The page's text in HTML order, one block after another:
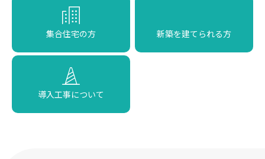
集合住宅の方 新築を建てられる方
導入工事について